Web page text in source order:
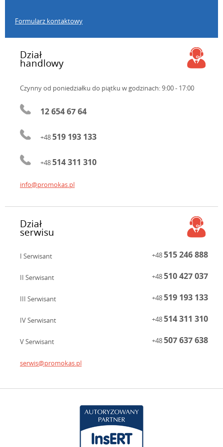
Formularz kontaktowy
Dział
handlowy
Czynny od poniedziałku do piątku w godzinach: 9:00 - 17:00
12 654 67 64
+48519 193 133
+48514 311 310
info@promokas.pl
Dział
serwisu
I Serwisant +48515 246 888
II Serwisant +48510 427 037
III Serwisant +48519 193 133
IV Serwisant +48514 311 310
V Serwisant +48507 637 638
serwis@promokas.pl